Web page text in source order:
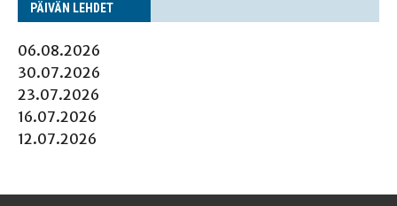
PÄI­VÄN LEHDET
06.08.2026
30.07.2026
23.07.2026
16.07.2026
12.07.2026